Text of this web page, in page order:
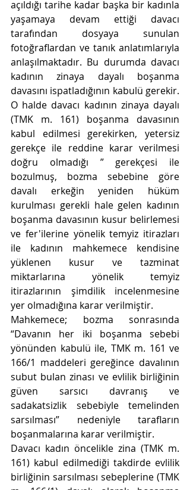
açıldığı tarihe kadar başka bir kadınla
yaşamaya devam ettiği davacı
tarafından dosyaya sunulan
fotoğraflardan ve tanık anlatımlarıyla
anlaşılmaktadır. Bu durumda davacı
kadının zinaya dayalı boşanma
davasını ispatladığının kabulü gerekir.
O halde davacı kadının zinaya dayalı
(TMK m. 161) boşanma davasının
kabul edilmesi gerekirken, yetersiz
gerekçe ile reddine karar verilmesi
doğru olmadığı ” gerekçesi ile
bozulmuş, bozma sebebine göre
davalı erkeğin yeniden hüküm
kurulması gerekli hale gelen kadının
boşanma davasının kusur belirlemesi
ve fer'ilerine yönelik temyiz itirazları
ile kadının mahkemece kendisine
yüklenen kusur ve tazminat
miktarlarına yönelik temyiz
itirazlarının şimdilik incelenmesine
yer olmadığına karar verilmiştir.
Mahkemece; bozma sonrasında
“Davanın her iki boşanma sebebi
yönünden kabulü ile, TMK m. 161 ve
166/1 maddeleri gereğince davalının
subut bulan zinası ve evlilik birliğinin
güven sarsıcı davranış ve
sadakatsizlik sebebiyle temelinden
sarsılması” nedeniyle tarafların
boşanmalarına karar verilmiştir.
Davacı kadın öncelikle zina (TMK m.
161) kabul edilmediği takdirde evlilik
birliğinin sarsılması sebeplerine (TMK